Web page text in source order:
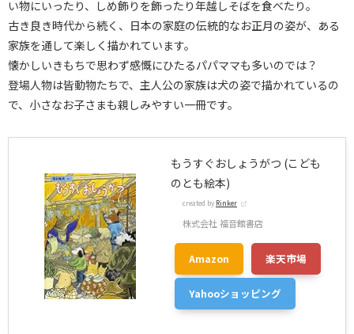
い物にいったり、しめ飾りを飾ったり年越しそばを食べたり。
古き良き時代から続く、日本の家庭の伝統的なお正月の姿が、ある
家族を通して楽しく描かれています。
懐かしいきもちで思わず感慨にひたるパパママも多いのでは？
登場人物は皆動物たちで、主人公の家族は犬の姿で描かれているの
で、小さなお子さまも親しみやすい一冊です。
もうすぐおしょうがつ (こども
のとも絵本)
created by Rinker
株式会社 福音館書店
Amazon 楽天市場
Yahooショッピング